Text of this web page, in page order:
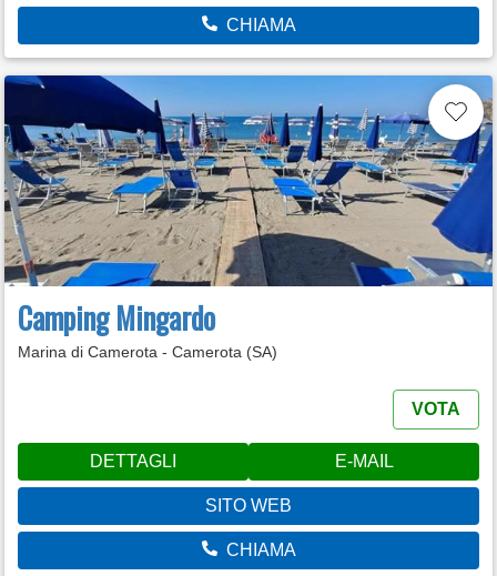
CHIAMA
Camping Mingardo
Marina di Camerota - Camerota (SA)
VOTA
DETTAGLI E-MAIL
SITO WEB
CHIAMA